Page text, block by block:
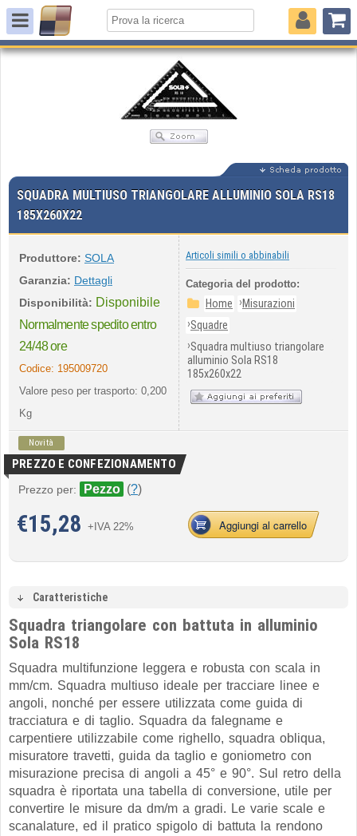
SQUADRA MULTIUSO TRIANGOLARE ALLUMINIO SOLA RS18
185X260X22
Produttore: SOLA
Garanzia: Dettagli
Disponibilità: Disponibile
Normalmente spedito entro
24/48 ore
Codice: 195009720
Valore peso per trasporto: 0,200
Kg
Articoli simili o abbinabili
Categoria del prodotto:
Home ›Misurazioni
›Squadre
›Squadra multiuso triangolare
alluminio Sola RS18
185x260x22
Novità
PREZZO E CONFEZIONAMENTO
Prezzo per: Pezzo (?)
€15,28 +IVA 22% Aggiungi al carrello
Caratteristiche
Squadra triangolare con battuta in alluminio
Sola RS18
Squadra multifunzione leggera e robusta con scala in
mm/cm. Squadra multiuso ideale per tracciare linee e
angoli, nonché per essere utilizzata come guida di
tracciatura e di taglio. Squadra da falegname e
carpentiere utilizzabile come righello, squadra obliqua,
misuratore travetti, guida da taglio e goniometro con
misurazione precisa di angoli a 45° e 90°. Sul retro della
squadra è riportata una tabella di conversione, utile per
convertire le misure da dm/m a gradi. Le varie scale e
scanalature, ed il pratico spigolo di battuta la rendono